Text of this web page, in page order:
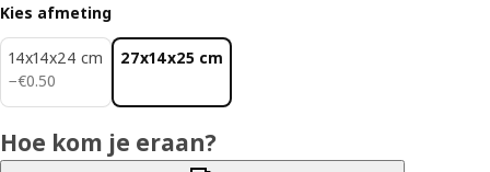
Kies afmeting
14x14x24 cm
−€0.50
€ 0.50
27x14x25 cm
Hoe kom je eraan?